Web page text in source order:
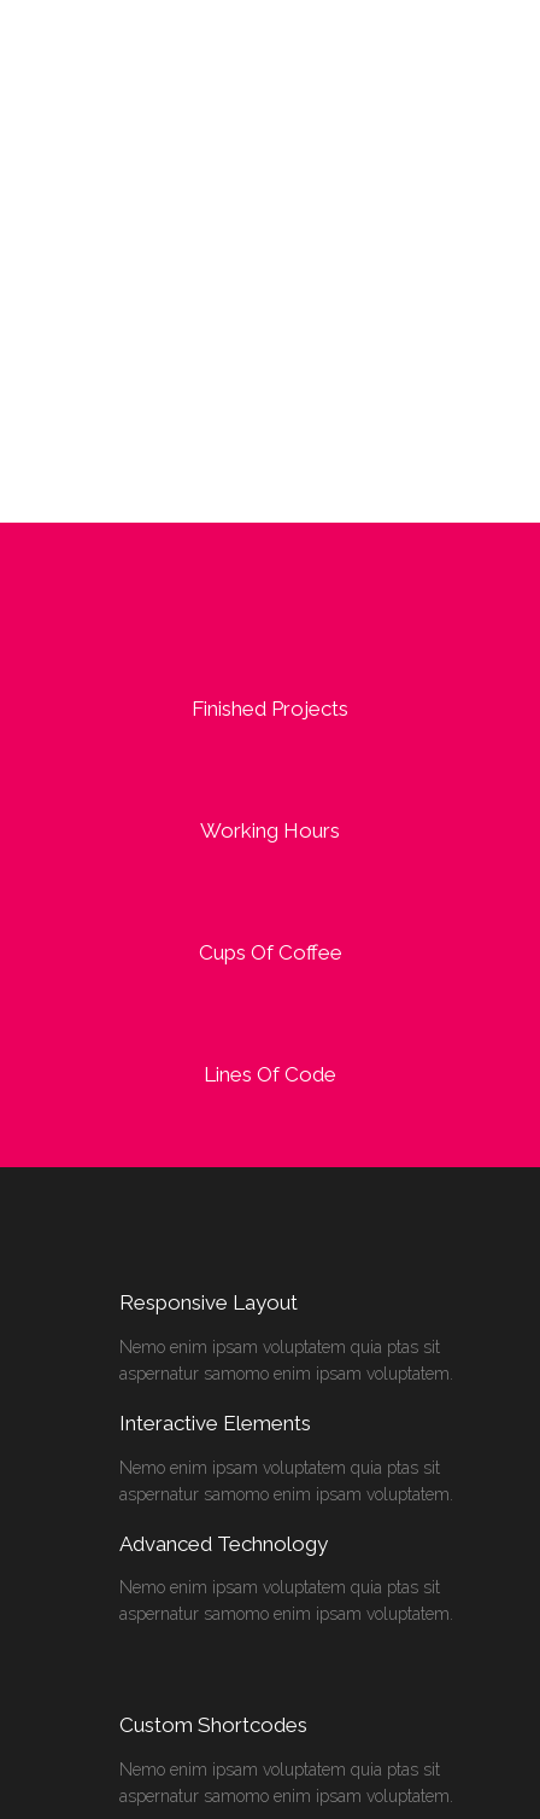
Finished Projects
Working Hours
Cups Of Coffee
Lines Of Code
Responsive Layout
Nemo enim ipsam voluptatem quia ptas sit
aspernatur samomo enim ipsam voluptatem.
Interactive Elements
Nemo enim ipsam voluptatem quia ptas sit
aspernatur samomo enim ipsam voluptatem.
Advanced Technology
Nemo enim ipsam voluptatem quia ptas sit
aspernatur samomo enim ipsam voluptatem.
Custom Shortcodes
Nemo enim ipsam voluptatem quia ptas sit
aspernatur samomo enim ipsam voluptatem.